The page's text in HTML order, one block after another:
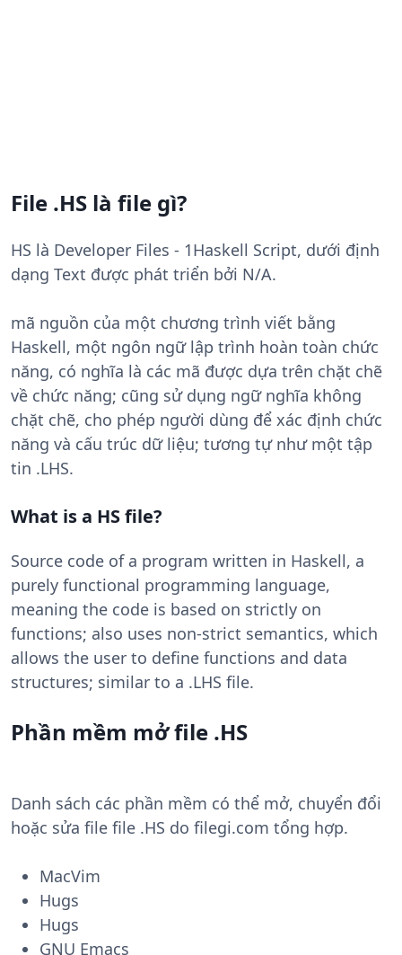
File .HS là file gì?
HS là Developer Files - 1Haskell Script, dưới định
dạng Text được phát triển bởi N/A.
mã nguồn của một chương trình viết bằng
Haskell, một ngôn ngữ lập trình hoàn toàn chức
năng, có nghĩa là các mã được dựa trên chặt chẽ
về chức năng; cũng sử dụng ngữ nghĩa không
chặt chẽ, cho phép người dùng để xác định chức
năng và cấu trúc dữ liệu; tương tự như một tập
tin .LHS.
What is a HS file?
Source code of a program written in Haskell, a
purely functional programming language,
meaning the code is based on strictly on
functions; also uses non-strict semantics, which
allows the user to define functions and data
structures; similar to a .LHS file.
Phần mềm mở file .HS
Danh sách các phần mềm có thể mở, chuyển đổi
hoặc sửa file file .HS do filegi.com tổng hợp.
MacVim
Hugs
Hugs
GNU Emacs